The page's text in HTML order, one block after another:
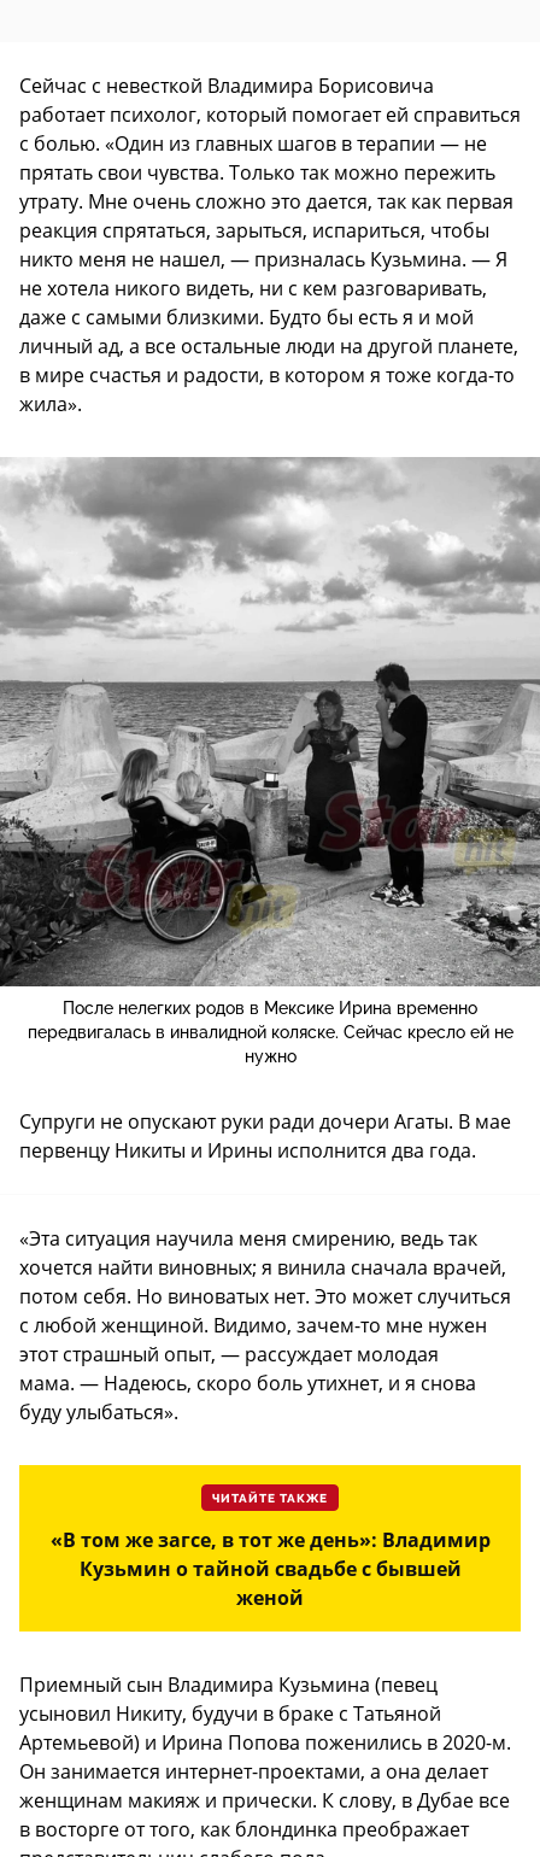
Сейчас с невесткой Владимира Борисовича
работает психолог, который помогает ей справиться
с болью. «Один из главных шагов в терапии — не
прятать свои чувства. Только так можно пережить
утрату. Мне очень сложно это дается, так как первая
реакция спрятаться, зарыться, испариться, чтобы
никто меня не нашел, — призналась Кузьмина. — Я
не хотела никого видеть, ни с кем разговаривать,
даже с самыми близкими. Будто бы есть я и мой
личный ад, а все остальные люди на другой планете,
в мире счастья и радости, в котором я тоже когда-то
жила».
После нелегких родов в Мексике Ирина временно
передвигалась в инвалидной коляске. Сейчас кресло ей не
нужно
Супруги не опускают руки ради дочери Агаты. В мае
первенцу Никиты и Ирины исполнится два года.
«Эта ситуация научила меня смирению, ведь так
хочется найти виновных; я винила сначала врачей,
потом себя. Но виноватых нет. Это может случиться
с любой женщиной. Видимо, зачем-то мне нужен
этот страшный опыт, — рассуждает молодая
мама. — Надеюсь, скоро боль утихнет, и я снова
буду улыбаться».
ЧИТАЙТЕ ТАКЖЕ
«В том же загсе, в тот же день»: Владимир
Кузьмин о тайной свадьбе с бывшей
женой
Приемный сын Владимира Кузьмина (певец
усыновил Никиту, будучи в браке с Татьяной
Артемьевой) и Ирина Попова поженились в 2020-м.
Он занимается интернет-проектами, а она делает
женщинам макияж и прически. К слову, в Дубае все
в восторге от того, как блондинка преображает